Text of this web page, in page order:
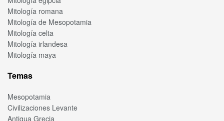
Mitología romana
Mitología de Mesopotamia
Mitología celta
Mitología irlandesa
Mitología maya
Temas
Mesopotamia
Civilizaciones Levante
Antigua Grecia